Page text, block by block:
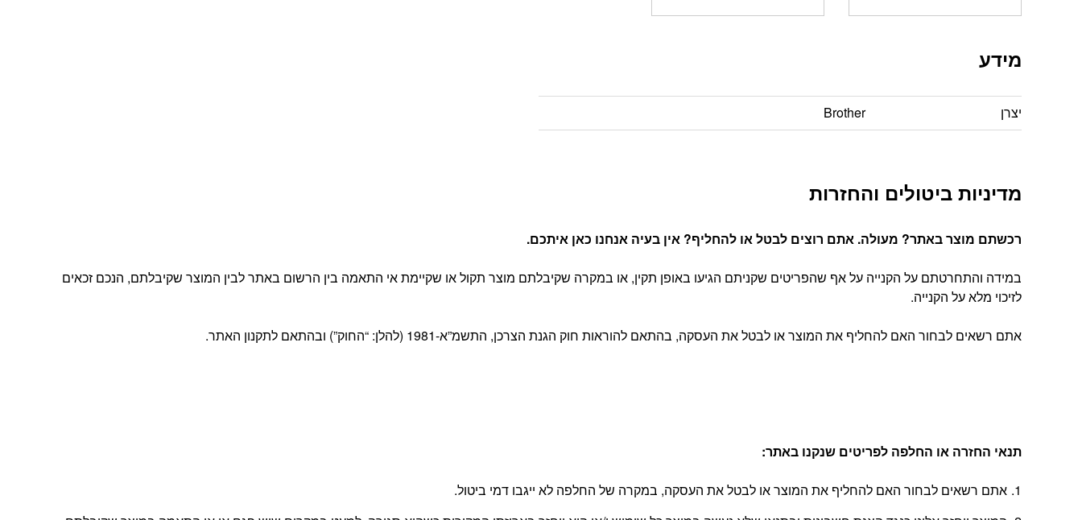
מידע
יצרן Brother
מדיניות ביטולים והחזרות
רכשתם מוצר באתר? מעולה. אתם רוצים לבטל או להחליף? אין בעיה אנחנו כאן איתכם.
במידה והתחרטתם על הקנייה על אף שהפריטים שקניתם הגיעו באופן תקין, או במקרה שקיבלתם מוצר תקול או שקיימת אי התאמה בין הרשום באתר לבין המוצר שקיבלתם, הנכם זכאים
לזיכוי מלא על הקנייה.
אתם רשאים לבחור האם להחליף את המוצר או לבטל את העסקה, בהתאם להוראות חוק הגנת הצרכן, התשמ”א-1981 (להלן: “החוק”) ובהתאם לתקנון האתר.
תנאי החזרה או החלפה לפריטים שנקנו באתר:
אתם רשאים לבחור האם להחליף את המוצר או לבטל את העסקה, במקרה של החלפה לא ייגבו דמי ביטול.